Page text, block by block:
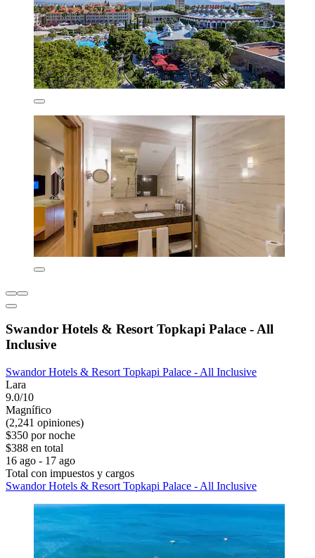
Swandor Hotels & Resort Topkapi Palace - All
Inclusive
Swandor Hotels & Resort Topkapi Palace - All Inclusive
Lara
9.0/10
Magnífico
(2,241 opiniones)
$350 por noche
$388 en total
16 ago - 17 ago
Total con impuestos y cargos
Swandor Hotels & Resort Topkapi Palace - All Inclusive